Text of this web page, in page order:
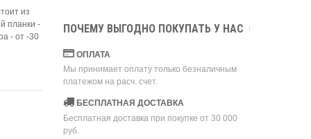
из
планки -
- от -30
ПОЧЕМУ ВЫГОДНО ПОКУПАТЬ У НАС
ОПЛАТА
Мы принимает оплату только безналичным
платежом на расч. счет.
БЕСПЛАТНАЯ ДОСТАВКА
Бесплатная доставка при покупке от 30 000
руб.